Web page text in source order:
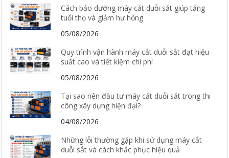
Cách bảo dưỡng máy cắt duỗi sắt giúp tăng
tuổi thọ và giảm hư hỏng
05/08/2026
Quy trình vận hành máy cắt duỗi sắt đạt hiệu
suất cao và tiết kiệm chi phí
05/08/2026
Tại sao nên đầu tư máy cắt duỗi sắt trong thi
công xây dựng hiện đại?
04/08/2026
Những lỗi thường gặp khi sử dụng máy cắt
duỗi sắt và cách khắc phục hiệu quả